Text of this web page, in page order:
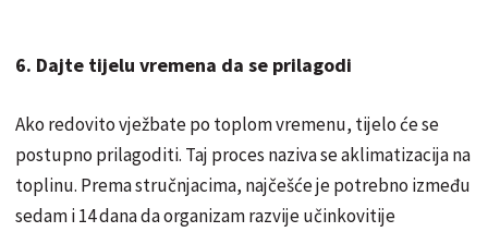
6. Dajte tijelu vremena da se prilagodi
Ako redovito vježbate po toplom vremenu, tijelo će se
postupno prilagoditi. Taj proces naziva se aklimatizacija na
toplinu. Prema stručnjacima, najčešće je potrebno između
sedam i 14 dana da organizam razvije učinkovitije